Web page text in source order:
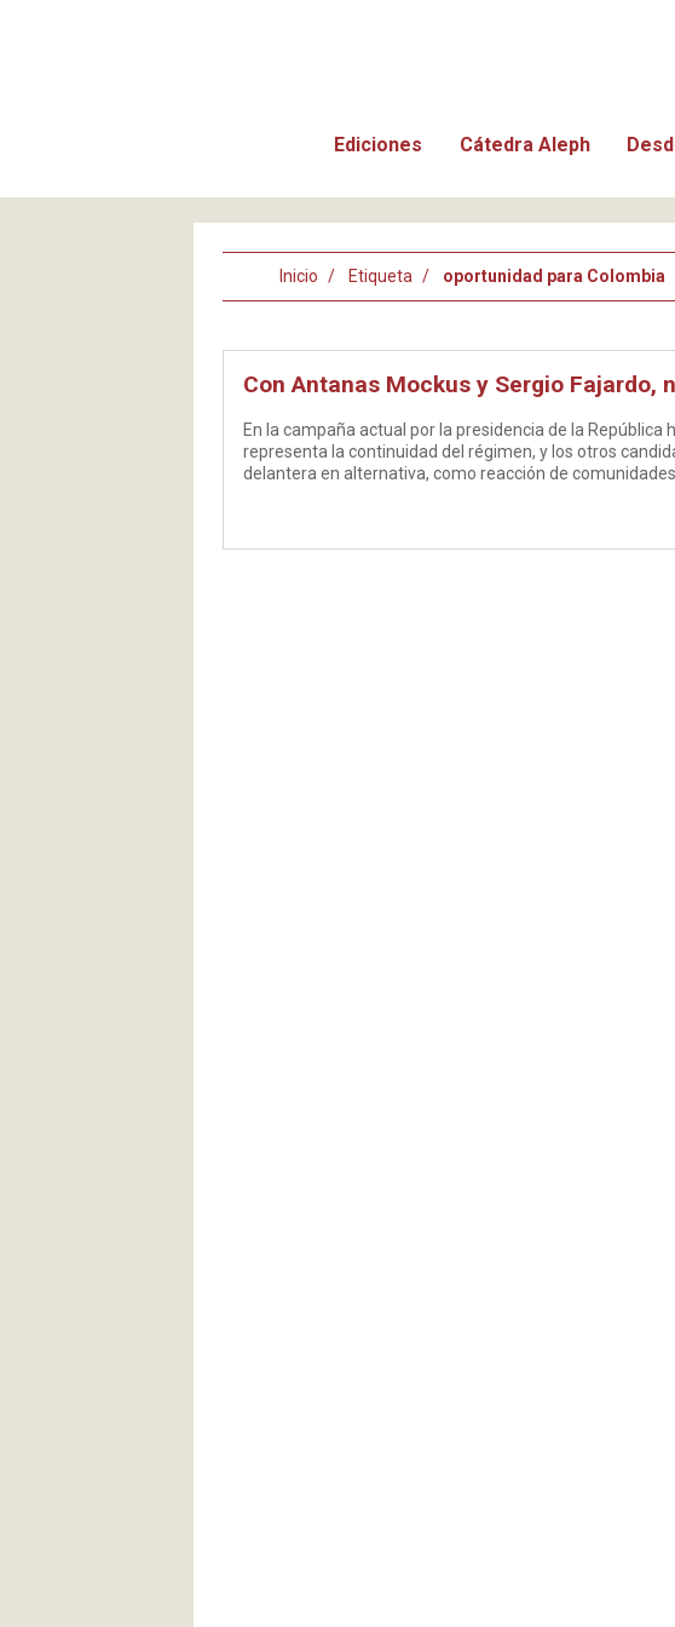
Ediciones Cátedra Aleph
Inicio Etiqueta oportunidad para Colombia
Con Antanas Mockus y Sergio Fajardo,
En la campaña actual por la presidencia de la República
representa la continuidad del régimen, y los otros
delantera en alternativa, como reacción de